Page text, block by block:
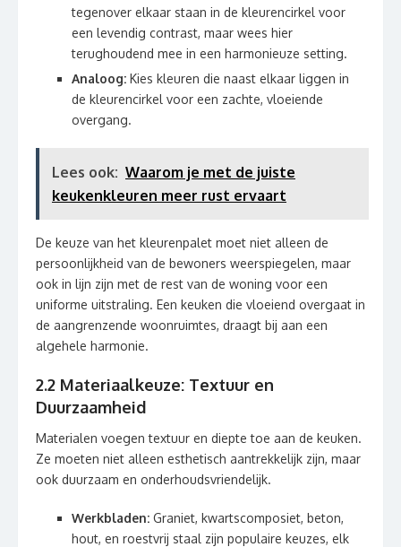
tegenover elkaar staan in de kleurencirkel voor
een levendig contrast, maar wees hier
terughoudend mee in een harmonieuze setting.
Analoog: Kies kleuren die naast elkaar liggen in
de kleurencirkel voor een zachte, vloeiende
overgang.
Lees ook: Waarom je met de juiste
keukenkleuren meer rust ervaart
De keuze van het kleurenpalet moet niet alleen de
persoonlijkheid van de bewoners weerspiegelen, maar
ook in lijn zijn met de rest van de woning voor een
uniforme uitstraling. Een keuken die vloeiend overgaat in
de aangrenzende woonruimtes, draagt bij aan een
algehele harmonie.
2.2 Materiaalkeuze: Textuur en
Duurzaamheid
Materialen voegen textuur en diepte toe aan de keuken.
Ze moeten niet alleen esthetisch aantrekkelijk zijn, maar
ook duurzaam en onderhoudsvriendelijk.
Werkbladen: Graniet, kwartscomposiet, beton,
hout, en roestvrij staal zijn populaire keuzes, elk